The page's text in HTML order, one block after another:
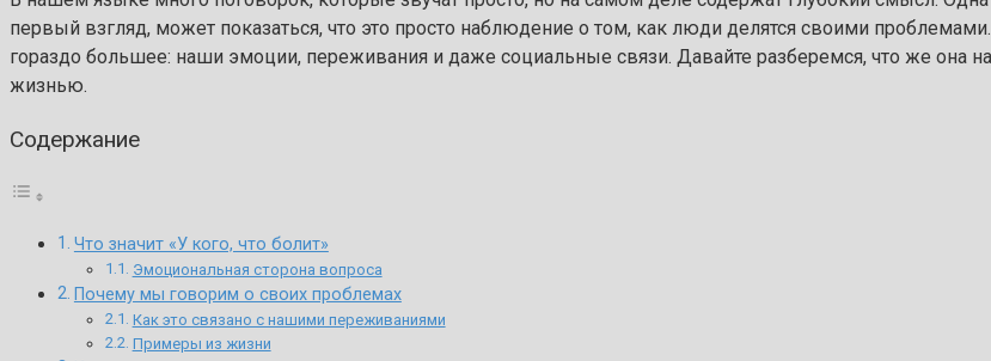
первый взгляд, может показаться, что это просто наблюдение о том, как люди делятся своими
гораздо большее: наши эмоции, переживания и даже социальные связи. Давайте разберемся, что же она
жизнью.
Содержание
Что значит «У кого, что болит»
Эмоциональная сторона вопроса
Почему мы говорим о своих проблемах
Как это связано с нашими переживаниями
Примеры из жизни